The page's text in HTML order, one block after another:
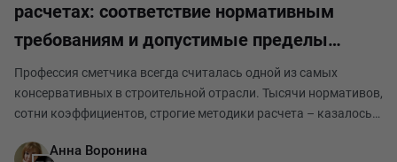
расчетах: соответствие нормативным
требованиям и допустимые пределы
автоматизации. (Часть 1)
Профессия сметчика всегда считалась одной из самых
консервативных в строительной отрасли. Тысячи нормативов,
сотни коэффициентов, строгие методики расчета – казалось
генеративным алгоритмам. Однако 2025 год стал
Анна Воронина